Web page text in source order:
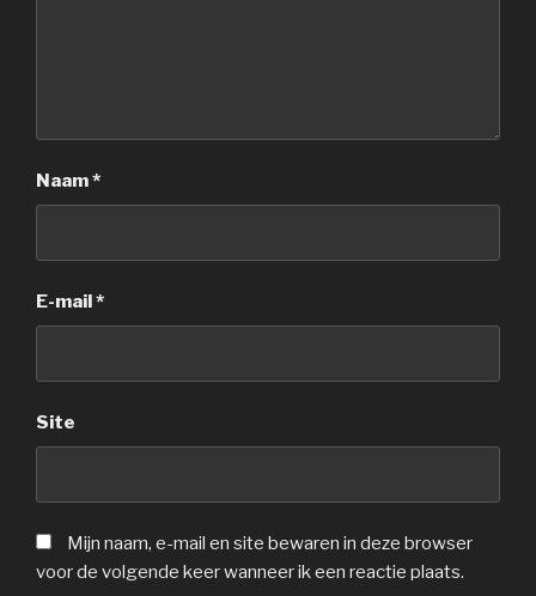
Naam*
E-mail*
Site
Mijn naam, e-mail en site bewaren in deze browser
voor de volgende keer wanneer ik een reactie plaats.